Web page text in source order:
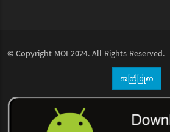
© Copyright MOI 2024. All Rights Reserved.
အကြံပြုစာ